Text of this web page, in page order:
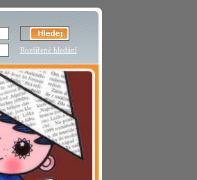
Rozšířené hledání